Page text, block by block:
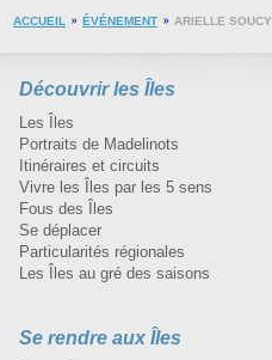
ACCUEIL ÉVÉNEMENT ARIELLE SOUCY
Découvrir les Îles
Les Îles
Portraits de Madelinots
Itinéraires et circuits
Vivre les Îles par les 5 sens
Fous des Îles
Se déplacer
Particularités régionales
Les Îles au gré des saisons
Se rendre aux Îles